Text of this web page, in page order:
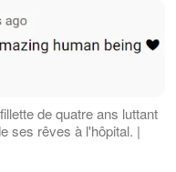
de quatre ans luttant
ses rêves à l'hôpital. |